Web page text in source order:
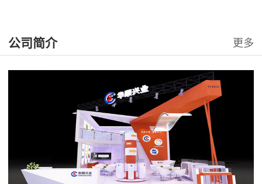
公司简介 更多